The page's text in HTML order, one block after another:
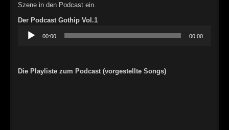
Szene in den Podcast ein.
Der Podcast Gothip Vol.1
Audio-
Player
00:00 00:00
Die Playliste zum Podcast (vorgestellte Songs)